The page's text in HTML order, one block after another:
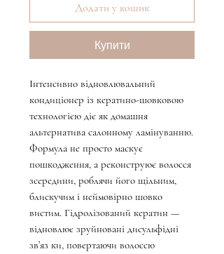
Додати у кошик
Купити
Інтенсивно відновлювальний
кондиціонер із кератино-шовковою
технологією діє як домашня
альтернатива салонному ламінуванню.
Формула не просто маскує
пошкодження, а реконструює волосся
зсередини, роблячи його щільним,
блискучим і неймовірно шовко
вистим. Гідролізований кератин —
відновлює зруйновані дисульфідні
зв’яз ки, повертаючи волоссю